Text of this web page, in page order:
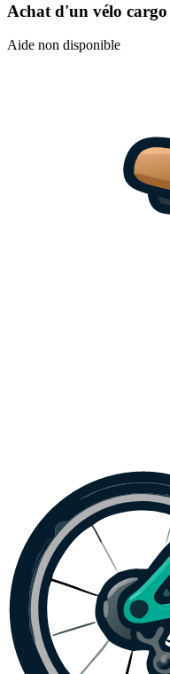
Achat d'un vélo cargo
Aide non disponible